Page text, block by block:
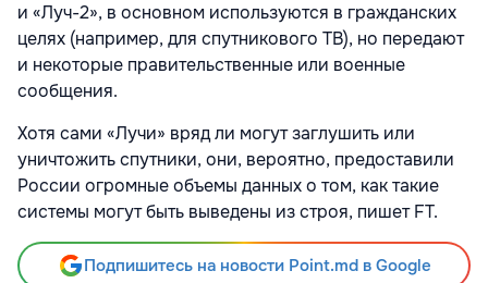
и «Луч-2», в основном используются в гражданских
целях (например, для спутникового ТВ), но передают
и некоторые правительственные или военные
сообщения.
Хотя сами «Лучи» вряд ли могут заглушить или
уничтожить спутники, они, вероятно, предоставили
России огромные объемы данных о том, как такие
системы могут быть выведены из строя, пишет FT.
Подпишитесь на новости Point.md в Google